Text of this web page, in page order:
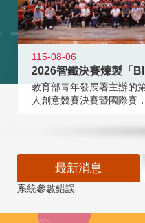
115-08-06
2026智鐵決賽煉製「
教育部青年發展署主辦的
人創意競賽決賽暨國際賽
最新消息
系統參數錯誤